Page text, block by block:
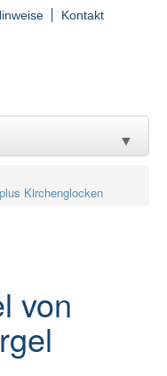
Kontakt
▼
Kirchenglocken
von